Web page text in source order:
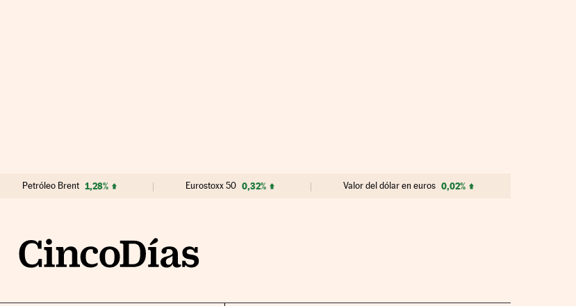
Petróleo Brent 1,28% Eurostoxx 50 0,32% Valor del dólar en euros 0,02%